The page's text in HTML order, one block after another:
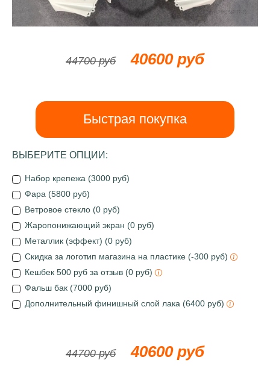
44700 руб 40600 руб
Быстрая покупка
ВЫБЕРИТЕ ОПЦИИ:
Набор крепежа (3000 руб)
Фара (5800 руб)
Ветровое стекло (0 руб)
Жаропонижающий экран (0 руб)
Металлик (эффект) (0 руб)
Скидка за логотип магазина на пластике (-300 руб)
Кешбек 500 руб за отзыв (0 руб)
Фальш бак (7000 руб)
Дополнительный финишный слой лака (6400 руб)
44700 руб 40600 руб